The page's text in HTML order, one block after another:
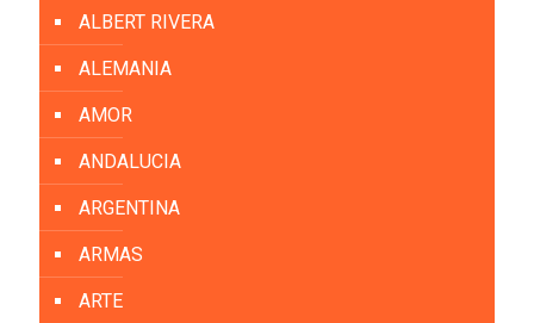
ALBERT RIVERA
ALEMANIA
AMOR
ANDALUCIA
ARGENTINA
ARMAS
ARTE